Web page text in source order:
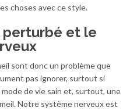
choses avec ce style.
perturbé et le
sont donc un problème que
pas ignorer, surtout si
de vie sain et, surtout, une
Notre système nerveux est